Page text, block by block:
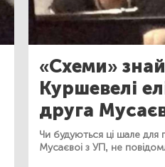
«Схеми»
Куршевелі
друга
Чи будуються ці шале для
Мусаєвоі з УП, не